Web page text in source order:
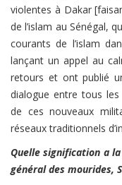
violentes à Dakar
de l’islam au Sénégal,
courants de l’islam
lançant un appel au
retours et ont publié
dialogue entre tous
de ces nouveaux
réseaux traditionnels
Quelle signification a
général des mourides,